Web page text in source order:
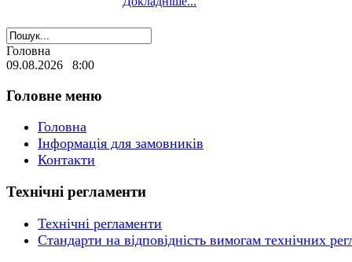
Головна
09.08.2026 8:00
Головне меню
Головна
Інформація для замовників
Контакти
Технічні регламенти
Технічні регламенти
Стандарти на відповідність вимогам технічних